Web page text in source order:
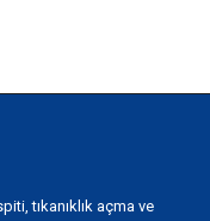
tıkanıklık açma ve